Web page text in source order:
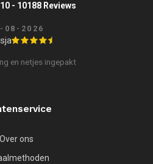
- 10188 Reviews
08-2026
en netjes ingepakt
Over ons